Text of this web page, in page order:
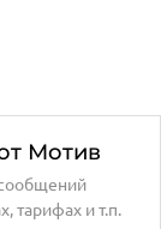
Мотив
тарифах и т.п.